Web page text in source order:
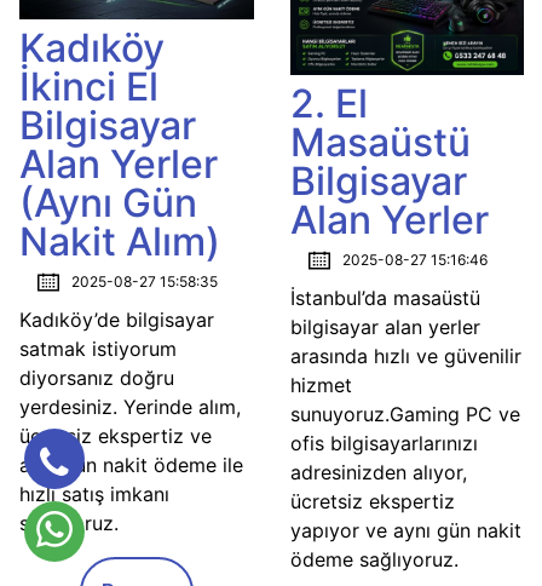
Kadıköy
İkinci El
Bilgisayar
Alan Yerler
(Aynı Gün
Nakit Alım)
2025-08-27 15:58:35
Kadıköy’de bilgisayar
satmak istiyorum
diyorsanız doğru
yerdesiniz. Yerinde alım,
ücretsiz ekspertiz ve
aynı gün nakit ödeme ile
hızlı satış imkanı
sunuyoruz.
2. El
Masaüstü
Bilgisayar
Alan Yerler
2025-08-27 15:16:46
İstanbul’da masaüstü
bilgisayar alan yerler
arasında hızlı ve güvenilir
hizmet
sunuyoruz.Gaming PC ve
ofis bilgisayarlarınızı
adresinizden alıyor,
ücretsiz ekspertiz
yapıyor ve aynı gün nakit
ödeme sağlıyoruz.